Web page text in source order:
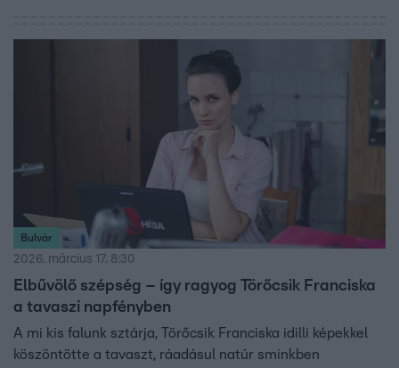
Bulvár
2026. március 17. 8:30
Elbűvölő szépség – így ragyog Törőcsik Franciska
a tavaszi napfényben
A mi kis falunk sztárja, Törőcsik Franciska idilli képekkel
köszöntötte a tavaszt, ráadásul natúr sminkben